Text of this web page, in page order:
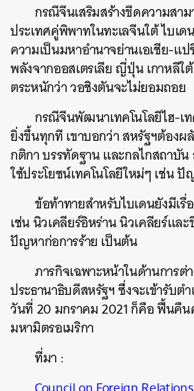
กรณีจีนเสริมสร้างขีดความสา
ประเทศคู่พิพาทในทะเลจีนใต้ ไบเด
ความเป็นมหาอำนาจย่านเอเชีย-แ
พลังจากออสเตรเลีย ญี่ปุ่น เกาหลีใ
ตระหนักว่า วอชิงตันจะไม่ยอมถอย
กรณีจีนพัฒนาเทคโนโลยีไฮ-เ
ยิ่งขึ้นทุกที เขาบอกว่า สหรัฐฯต้อง
กติกา บรรทัดฐาน และกลไกสถาบั
ใช้ประโยชน์เทคโนโลยีใหม่ๆ เช่น
ข้อท้าทายสำหรับไบเดนยังมีเ
เช่น นิวเคลียร์อิหร่าน นิวเคลียร์แล
ปัญหาก่อการร้าย เป็นต้น
ภารกิจเฉพาะหน้าในด้านการต่
ประธานาธิบดีสหรัฐฯ ซึ่งจะเข้ารับ
วันที่ 20 มกราคม 2021 ก็คือ ฟื้นคืน
มหามิตรอเมริกา
ที่มา :